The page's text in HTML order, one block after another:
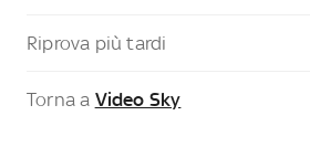
Riprova più tardi
Torna a Video Sky